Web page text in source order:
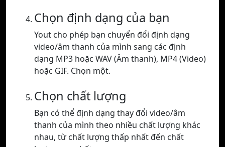
Chọn định dạng của bạn
Yout cho phép bạn chuyển đổi định dạng
video/âm thanh của mình sang các định
dạng MP3 hoặc WAV (Âm thanh), MP4 (Video)
hoặc GIF. Chọn một.
Chọn chất lượng
Bạn có thể định dạng thay đổi video/âm
thanh của mình theo nhiều chất lượng khác
nhau, từ chất lượng thấp nhất đến chất